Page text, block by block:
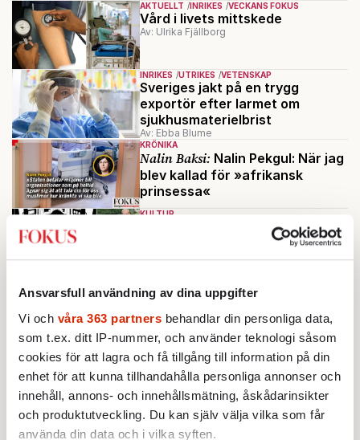
Ansvarsfull användning av dina uppgifter
Vi och våra 363 partners behandlar din personliga data,
som t.ex. ditt IP-nummer, och använder teknologi såsom
cookies för att lagra och få tillgång till information på din
enhet för att kunna tillhandahålla personliga annonser och
innehåll, annons- och innehållsmätning, åskådarinsikter
och produktutveckling. Du kan själv välja vilka som får
använda din data och i vilka syften.
AKTUELLT INRIKES VECKANS FOKUS
Vård i livets mittskede
Av: Ulrika Fjällborg
INRIKES UTRIKES VETENSKAP
Sveriges jakt på en trygg
exportör efter larmet om
sjukhusmaterielbrist
Av: Ebba Blume
KRÖNIKA
Nalin Baksi: Nalin Pekgul: När jag
blev kallad för »afrikansk
prinsessa«
KULTUR
Är det rädslan för döden som
gör att vi gottar oss i kultur om
vården?
Malin Siwe:Malin Siwe:
Politikernas olyckliga kärlek –
enkelrum på nya sjukhus
Ladda fler
Mest lästa